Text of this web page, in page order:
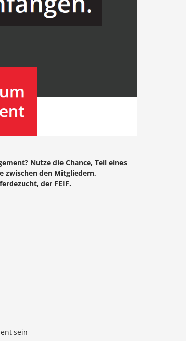
Nutze die Chance, Teil eines
zwischen den Mitgliedern,
der FEIF.
sein